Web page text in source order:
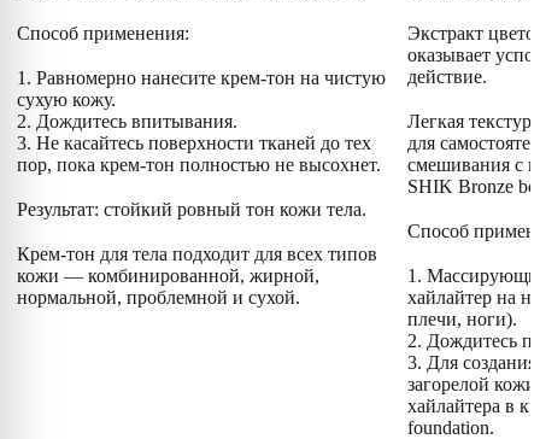
Способ применения:
1. Равномерно нанесите крем-тон на чистую
сухую кожу.
2. Дождитесь впитывания.
3. Не касайтесь поверхности тканей до тех
пор, пока крем-тон полностью не высохнет.
Результат: стойкий ровный тон кожи тела.
Крем-тон для тела подходит для всех типов
кожи — комбинированной, жирной,
нормальной, проблемной и сухой.
Экстракт
оказывает
действие.
Легкая
для
смешивания с
SHIK Bronze
Способ
1.
хайлайтер на
плечи, ноги).
2. Дождитесь
3. Для
загорелой
хайлайтера в
foundation.